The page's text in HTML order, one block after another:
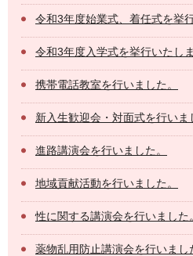
令和3年度始業式、着任式を挙
令和3年度入学式を挙行いたしま
携帯電話教室を行いました。
新入生歓迎会・対面式を行いま
進路講演会を行いました。
地域貢献活動を行いました。
性に関する講演会を行いました。
薬物乱用防止講演会を行いまし